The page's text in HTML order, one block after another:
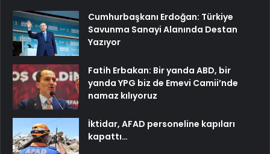
Cumhurbaşkanı Erdoğan: Türkiye
Savunma Sanayi Alanında Destan
Yazıyor
Fatih Erbakan: Bir yanda ABD, bir
yanda YPG biz de Emevi Camii’nde
namaz kılıyoruz
İktidar, AFAD personeline kapıları
kapattı…